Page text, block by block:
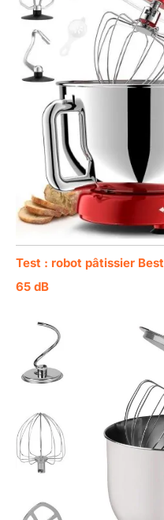
Test : robot pâtissier
65 dB